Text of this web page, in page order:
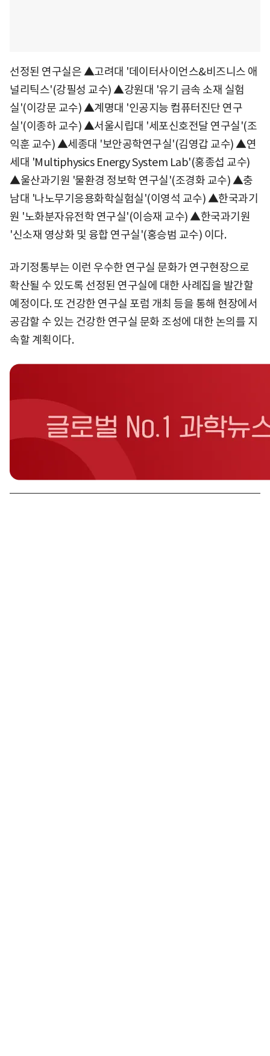
선정된 연구실은 ▲고려대 '데이터사이언스&비즈니스 애
널리틱스'(강필성 교수) ▲강원대 '유기 금속 소재 실험
실'(이강문 교수) ▲계명대 '인공지능 컴퓨터진단 연구
실'(이종하 교수) ▲서울시립대 '세포신호전달 연구실'(조
익훈 교수) ▲세종대 '보안공학연구실'(김영갑 교수) ▲연
세대 'Multiphysics Energy System Lab'(홍종섭 교수)
▲울산과기원 '물환경 정보학 연구실'(조경화 교수) ▲충
남대 '나노무기응용화학실험실'(이영석 교수) ▲한국과기
원 '노화분자유전학 연구실'(이승재 교수) ▲한국과기원
'신소재 영상화 및 융합 연구실'(홍승범 교수) 이다.
과기정통부는 이런 우수한 연구실 문화가 연구현장으로
확산될 수 있도록 선정된 연구실에 대한 사례집을 발간할
예정이다. 또 건강한 연구실 포럼 개최 등을 통해 현장에서
공감할 수 있는 건강한 연구실 문화 조성에 대한 논의를 지
속할 계획이다.